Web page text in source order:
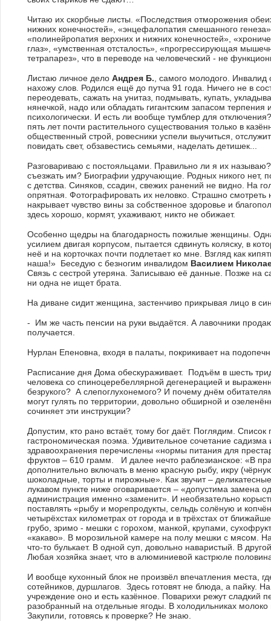
Читаю их скорбные листы. «Последствия отморожения
нижних конечностей», «энцефалопатия смешанного
«полинейропатия верхних и нижних конечностей»,
глаз», «умственная отсталость», «прогрессирующая
тетрапарез», что в переводе на человеческий - не
Листаю личное дело Андрея Б. , самого молодого. Инвалид
нахожу слов. Родился ещё до путча 91 года. Ничего не в
переодевать, сажать на унитаз, подмывать, купать,
нянечкой, надо или обладать гигантским запасом
психологически. И есть ли вообще тумблер для
пять лет почти растительного существования только в
общественный строй, ровесники успели выучиться,
повидать свет, обзавестись семьями, наделать детишек...
Разговариваю с постояльцами. Правильно ли я их
съезжать им? Биографии удручающие. Родных никого нет,
с детства. Синяков, ссадин, свежих ранений не видно. На
опрятная. Фотографировать их неловко. Страшно смотреть
накрывает чувство вины за собственное здоровье и
здесь хорошо, кормят, ухаживают, никто не обижает.
Особенно щедры на благодарность пожилые женщины. Одна
усилием двигая корпусом, пытается сдвинуть коляску, в
неё и на корточках почти подлетает ко мне. Взгляд как
наша!» Беседую с безногим инвалидом Василием
Связь с сестрой утеряна. Записываю её данные. Позже на
ни одна не ищет брата.
На диване сидит женщина, застенчиво прикрывая лицо в
- Им же часть пенсии на руки выдаётся. А лавочники
получается.
Нурлан Епеновна, входя в палаты, покрикивает на
Расписание дня Дома обескураживает. Подъём в шесть
человека со спиноцеребеллярной дегенерацией и
безрукого? А слепоглухонемого? И почему днём
могут гулять по территории, довольно обширной и
сочиняет эти инструкции?
Допустим, кто рано встаёт, тому бог даёт. Поглядим.
гастрономическая поэма. Удивительное сочетание
здравоохранения перечислены «нормы питания для
фруктов – 610 грамм. И далее нечто раблезианское: «В
дополнительно включать в меню красную рыбу, икру
шоколадные, торты и пирожные». Как звучит –
лукавом пункте ниже оговаривается – «допустима замена
администрация именно «заменит». И необязательно
поставлять «рыбу и морепродукты, сельдь солёную и
четырёхстах километрах от города и в трёхстах от
грубо, зримо - мешки с горохом, манкой, крупами,
«какаво». В морозильной камере на полу мешки с мясом.
что-то булькает. В одной суп, довольно наваристый. В
Любая хозяйка знает, что в алюминиевой кастрюле
И вообще кухонный блок не произвёл впечатления места,
сотейников, дуршлагов. Здесь готовят не блюда, а пайку.
учреждение оно и есть казённое. Поварихи режут сладкий
разобранный на отдельные ягоды. В холодильниках молоко
Закупили, готовясь к проверке? Не знаю.